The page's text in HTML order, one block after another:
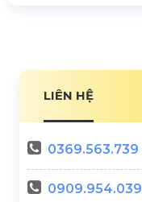
LIÊN HỆ
0369.563.739
0909.954.039